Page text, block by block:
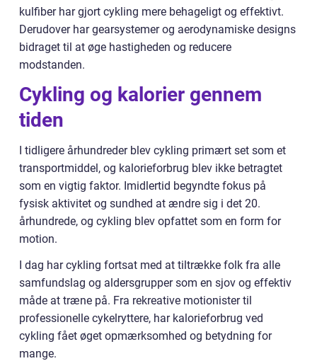
kulfiber har gjort cykling mere behageligt og effektivt.
Derudover har gearsystemer og aerodynamiske designs
bidraget til at øge hastigheden og reducere
modstanden.
Cykling og kalorier gennem
tiden
I tidligere århundreder blev cykling primært set som et
transportmiddel, og kalorieforbrug blev ikke betragtet
som en vigtig faktor. Imidlertid begyndte fokus på
fysisk aktivitet og sundhed at ændre sig i det 20.
århundrede, og cykling blev opfattet som en form for
motion.
I dag har cykling fortsat med at tiltrække folk fra alle
samfundslag og aldersgrupper som en sjov og effektiv
måde at træne på. Fra rekreative motionister til
professionelle cykelryttere, har kalorieforbrug ved
cykling fået øget opmærksomhed og betydning for
mange.